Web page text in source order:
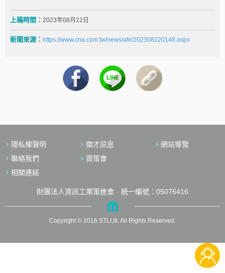
上稿時間： 2023年08月22日
新聞來源： https://www.cna.com.tw/news/afe/202308220148.aspx
隱私權聲明 徵才訊息
網站導覽
聯絡我們
資策會
相關連結
財團法人資訊工業策進會 統一編號：05076416
Copyright © 2016 STLI,III. All Rights Reserved.